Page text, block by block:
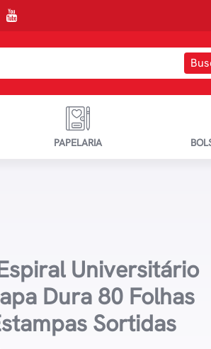
PAPELARIA
Universitário
Dura 80 Folhas
Sortidas